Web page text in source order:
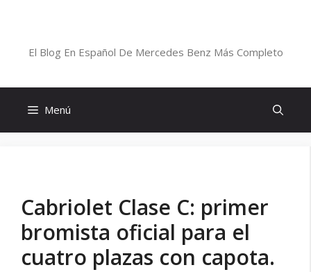
El Blog En Español De Mercedes Benz Más Completo
Menú
Cabriolet Clase C: primer
bromista oficial para el
cuatro plazas con capota.